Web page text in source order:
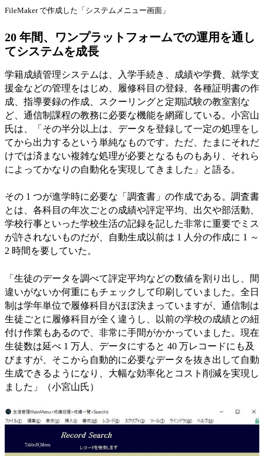
FileMaker で作成した「システムメニュー画面」
20 年間、ワンプラットフォームでの運用を通し
てシステムを成長
学籍成績管理システムは、入学手続き、成績や学費、就学支
援金などの管理をはじめ、履修科目の登録、各種証明書の作
成、指導要録の作成、スクーリングと定期試験の教室割な
ど、通信制課程の教務に必要な機能を網羅している。小宮山
氏は、「その半分以上は、データを登録して一定の処理をし
てから出力するという単純なものです。ただ、たまにそれだ
けでは済まない複雑な処理が必要となるものもあり、それら
によってかなりの自動化を実現してきました」と語る。
その 1 つが進学時に必要な「調査書」の作成である。調査書
とは、各科目の年次ごとの成績や評定平均、出欠や部活動、
学校行事といった学校生活の記録を記した非常に重要でミス
が許されないものだが、自動生成以前は 1 人分の作成に 1 ～
2 時間を要していた。
「生徒のデータを調べて評定平均などの数値を割り出し、間
違いがないか何重にもチェックして印刷していました。全日
制は学年単位で履修科目がほぼ決まっていますが、通信制は
生徒ごとに履修科目が全く違うし、以前の学校の成績との紐
付け作業もあるので、非常に手間がかかっていました。現在
生徒数は延べ 1 万人、データにすると 40 万レコードにも及
びますが、そこから自動的に必要なデータを抜き出して自動
生成できるようになり、大幅な効率化とコスト削減を実現し
ました」（小宮山氏）